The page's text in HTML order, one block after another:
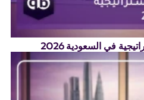
في السعودية 2026